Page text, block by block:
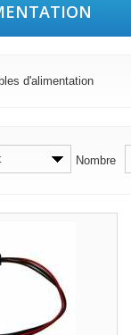
d'alimentation
Nombre